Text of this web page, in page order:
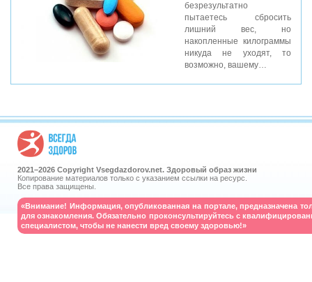
безрезультатно
пытаетесь сбросить
лишний вес, но
накопленные килограммы
никуда не уходят, то
возможно, вашему…
2021–2026 Copyright Vsegdazdorov.net. Здоровый образ жизни
Копирование материалов только с указанием ссылки на ресурс.
Все права защищены.
«Внимание! Информация, опубликованная на портале, предназначена
для ознакомления. Обязательно проконсультируйтесь с
специалистом, чтобы не нанести вред своему здоровью!»